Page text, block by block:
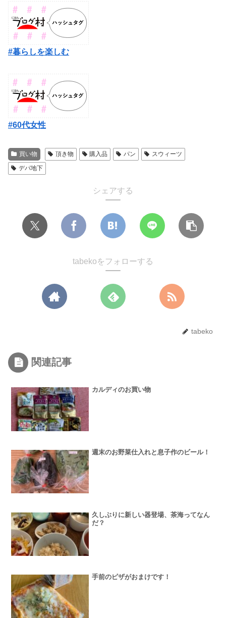
#暮らしを楽しむ
#60代女性
買い物 頂き物 購入品 パン
スウィーツ
デパ地下
シェアする
tabekoをフォローする
tabeko
関連記事
カルディのお買い物
週末のお野菜仕入れと息子作のビール！
久しぶりに新しい器登場、茶海ってなん
だ？
手前のピザがおまけです！